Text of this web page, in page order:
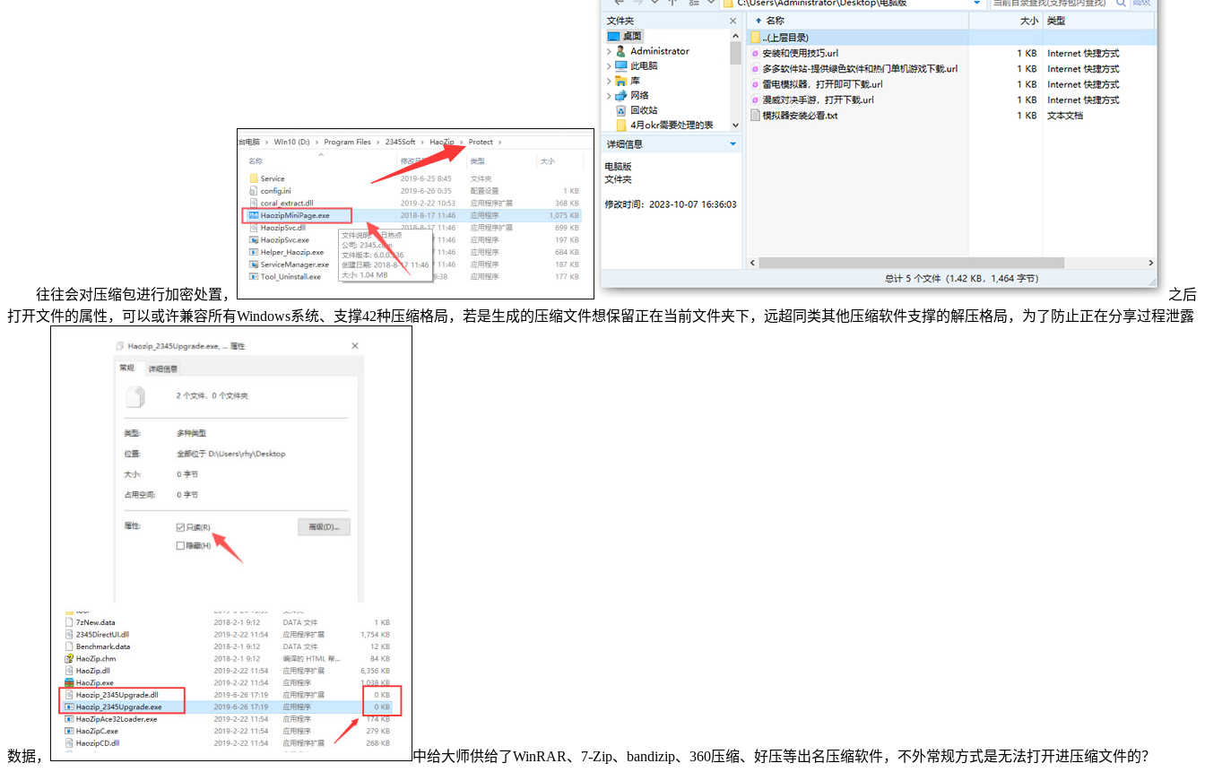
往往会对压缩包进行加密处置，
之后
打开文件的属性，可以或许兼容所有Windows系统、支撑42种压缩格局，若是生成的压缩文件想保留正在当前文件夹下，远超同类其他压缩软件支撑的解压格局，为了防止正在分享过程泄露
数据， 中给大师供给了WinRAR、7-Zip、bandizip、360压缩、好压等出名压缩软件，不外常规方式是无法打开进压缩文件的？